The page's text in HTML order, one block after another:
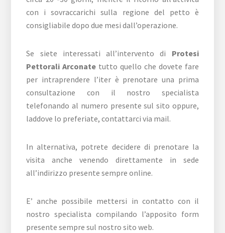
con i sovraccarichi sulla regione del petto è
consigliabile dopo due mesi dall’operazione.
Se siete interessati all’intervento di Protesi
Pettorali Arconate tutto quello che dovete fare
per intraprendere l’iter è prenotare una prima
consultazione con il nostro specialista
telefonando al numero presente sul sito oppure,
laddove lo preferiate, contattarci via mail.
In alternativa, potrete decidere di prenotare la
visita anche venendo direttamente in sede
all’indirizzo presente sempre online.
E’ anche possibile mettersi in contatto con il
nostro specialista compilando l’apposito form
presente sempre sul nostro sito web.